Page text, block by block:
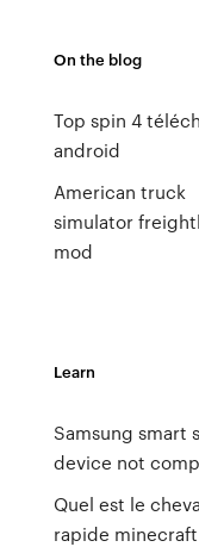
On the blog
Top spin 4
android
American truck
simulator
mod
Learn
Samsung smart
device not
Quel est le
rapide minecraft